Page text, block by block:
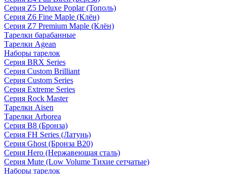
Серия Z5 Deluxe Poplar (Тополь)
Серия Z6 Fine Maple (Клён)
Серия Z7 Premium Maple (Клён)
Тарелки барабанные
Тарелки Agean
Наборы тарелок
Серия BRX Series
Серия Custom Brilliant
Серия Custom Series
Серия Extreme Series
Серия Rock Master
Тарелки Aisen
Тарелки Arborea
Серия B8 (Бронза)
Серия FH Series (Латунь)
Серия Ghost (Бронза B20)
Серия Hero (Нержавеющая сталь)
Серия Mute (Low Volume Тихие сетчатые)
Наборы тарелок